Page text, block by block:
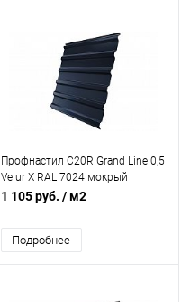
Профнастил С20R Grand Line 0,5
Velur X RAL 7024 мокрый
асфальт
1 105 руб. / м2
Подробнее